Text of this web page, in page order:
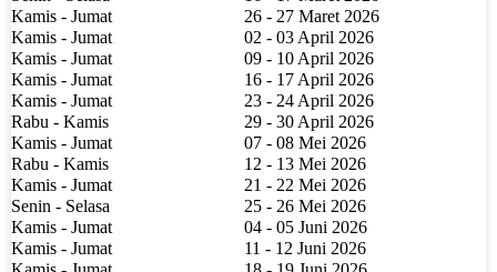
Kamis - Jumat
26 - 27 Maret 2026
Kamis - Jumat
02 - 03 April 2026
Kamis - Jumat
09 - 10 April 2026
Kamis - Jumat
16 - 17 April 2026
Kamis - Jumat
23 - 24 April 2026
Rabu - Kamis
29 - 30 April 2026
Kamis - Jumat
07 - 08 Mei 2026
Rabu - Kamis
12 - 13 Mei 2026
Kamis - Jumat
21 - 22 Mei 2026
Senin - Selasa
25 - 26 Mei 2026
Kamis - Jumat
04 - 05 Juni 2026
Kamis - Jumat
11 - 12 Juni 2026